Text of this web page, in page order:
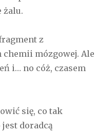
żalu.
z
mózgowej. Ale
i… no cóż, czasem
się, co tak
jest doradcą